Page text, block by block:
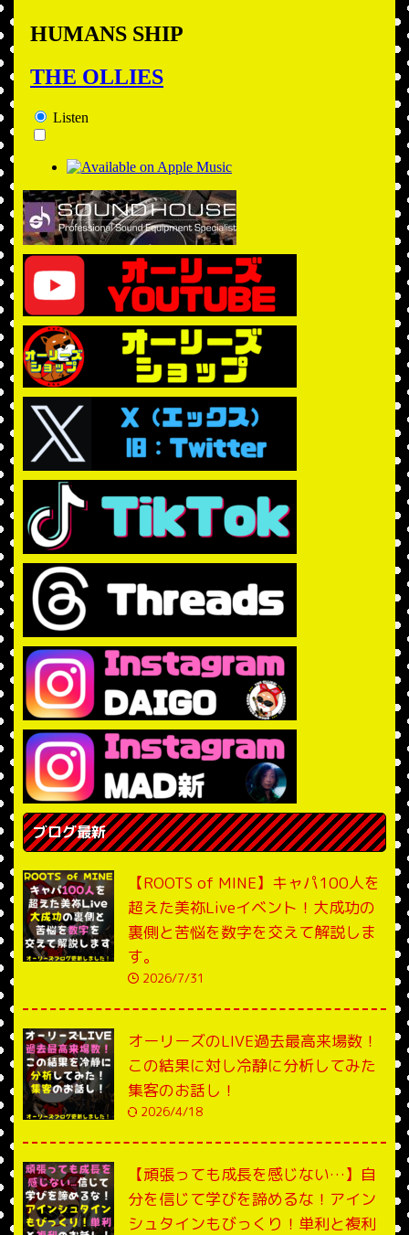
ブログ最新
【ROOTS of MINE】キャパ100人を
超えた美祢Liveイベント！大成功の
裏側と苦悩を数字を交えて解説しま
す。
2026/7/31
オーリーズのLIVE過去最高来場数！
この結果に対し冷静に分析してみた
集客のお話し！
2026/4/18
【頑張っても成長を感じない…】自
分を信じて学びを諦めるな！アイン
シュタインもびっくり！単利と複利